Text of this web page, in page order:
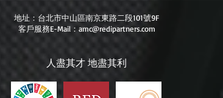
地址：台北市中山區南京東路二段101號9F
客戶服務E-Mail： amc@redipartners.com
​人盡其才 地盡其利​